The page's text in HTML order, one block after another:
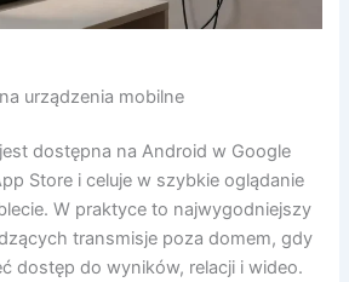
urządzenia mobilne
dostępna na Android w Google
Store i celuje w szybkie oglądanie
W praktyce to najwygodniejszy
transmisje poza domem, gdy
dostęp do wyników, relacji i wideo.